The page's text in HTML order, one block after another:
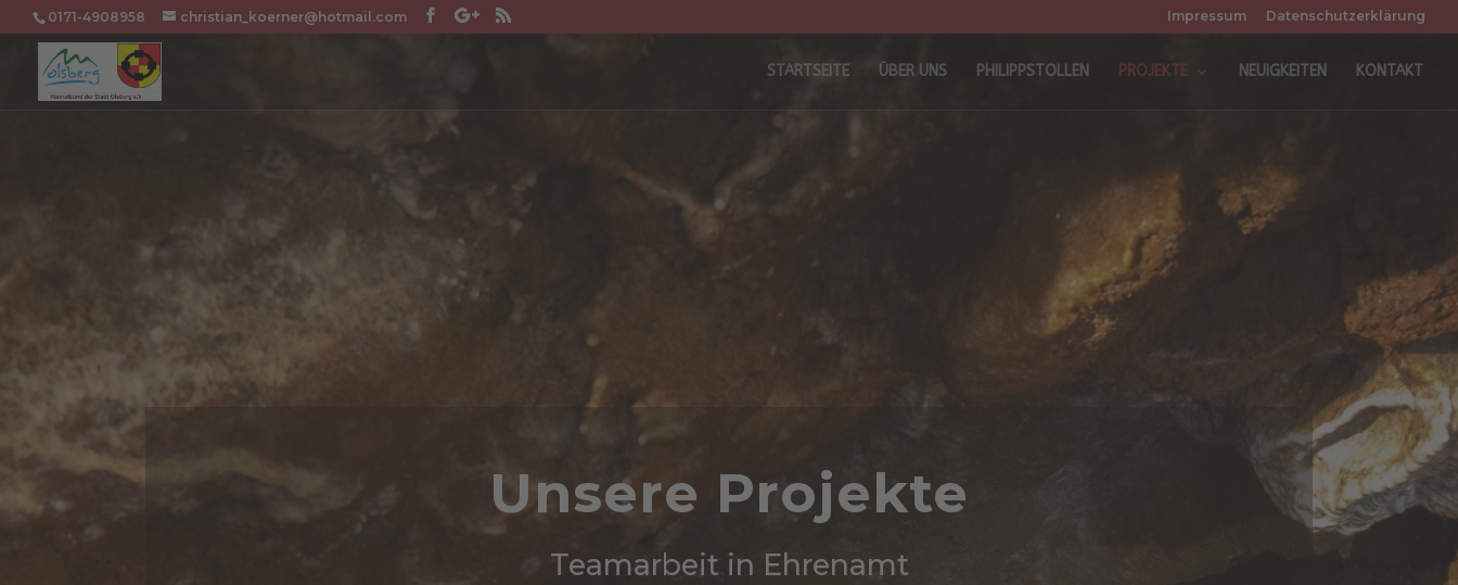
0171-4908958 christian_koerner@hotmail.com Impressum Datenschutzerklärung
STARTSEITE ÜBER UNS PHILIPPSTOLLEN PROJEKTE NEUIGKEITEN KONTAKT
Unsere Projekte
Teamarbeit in Ehrenamt